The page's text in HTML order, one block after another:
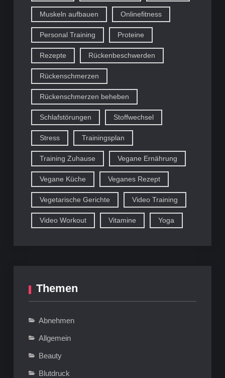
Muskeln aufbauen Onlinefitness
Personal Training Proteine
Rezepte Rückenbeschwerden
Rückenschmerzen
Rückenschmerzen beheben
Schlafstörungen Stoffwechsel
Stress Trainingsplan
Training Zuhause Vegane Ernährung
Vegane Küche Veganes Rezept
Vegetarische Gerichte Video Training
Video Workout Vitamine Yoga
Themen
Abnehmen
Allgemein
Beauty
Blutdruck